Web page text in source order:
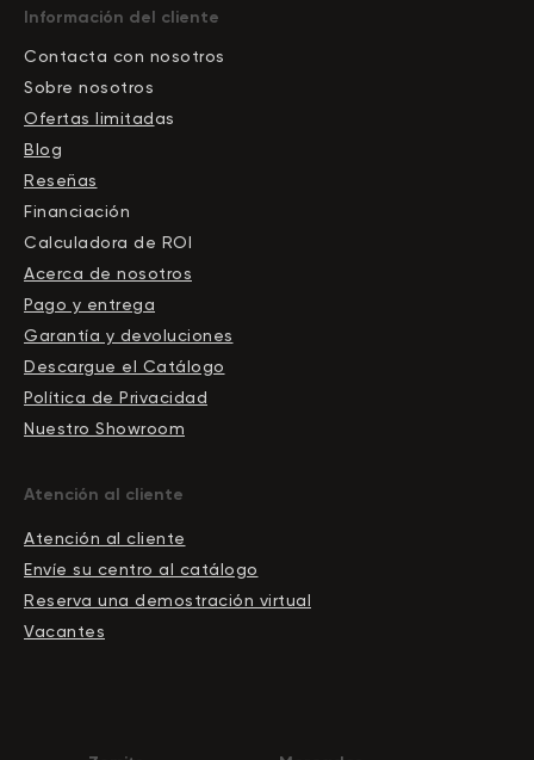
Información del cliente
Contacta con nosotros
Sobre nosotros
Ofertas limitadas
Blog
Reseñas
Financiación
Calculadora de ROI
Acerca de nosotros
Pago y entrega
Garantía y devoluciones
Descargue el Сatálogo
Política de Privacidad
Nuestro Showroom
Atención al cliente
Atención al cliente
Envíe su centro al catálogo
Reserva una demostración virtual
Vacantes